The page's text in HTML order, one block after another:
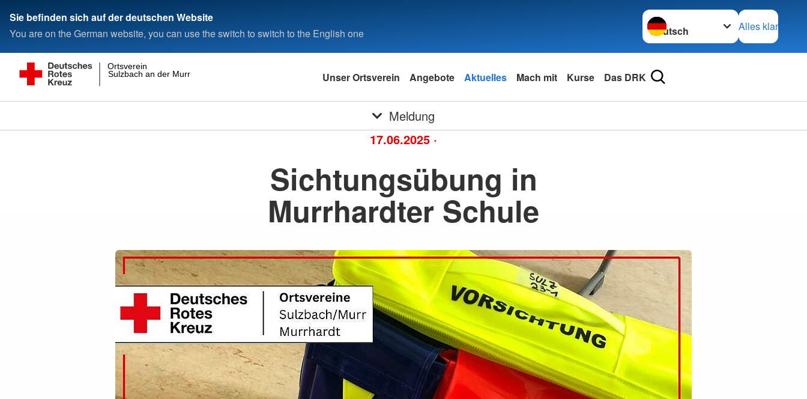
Sie befinden sich auf der deutschen Website
You are on the German website, you can use the switch to switch to the English one
Sprache wechseln zu
Alles klar
Sulzbach an der Murr
Ortsverein
Unser Ortsverein Angebote Aktuelles Mach mit Kurse Das DRK
Meldung
17.06.2025 ·
Sichtungsübung in
Murrhardter Schule